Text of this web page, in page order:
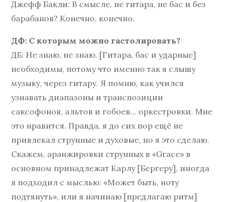
Джефф Бакли: В смысле, не гитара, не бас и без
барабанов? Конечно, конечно.
ДФ: С которым можно гастолировать?
ДБ: Не знаю, не знаю. [Гитара, бас и ударные]
необходимы, потому что именно так я слышу
музыку, через гитару. Я помню, как учился
узнавать диапазоны и транспозиции
саксофонов, альтов и гобоев… оркестровки. Мне
это нравится. Правда, я до сих пор ещё не
привлекал струнные и духовые, но я это сделаю.
Скажем, аранжировки струнных в «Grace» в
основном принадлежат Карлу [Бергеру], иногда
я подходил с мыслью: «Может быть, ноту
подтянуть», или я начинаю [предлагаю ритм]